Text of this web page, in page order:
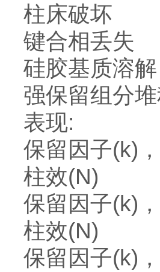
柱床破坏
键合相丢失
硅胶基质溶解
强保留组分
表现:
保留因子(k)
柱效(N)
保留因子(k)
柱效(N)
保留因子(k)